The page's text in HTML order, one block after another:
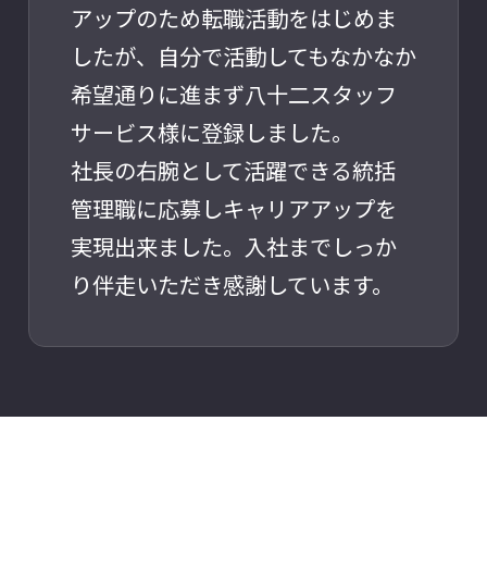
アップのため転職活動をはじめま
したが、自分で活動してもなかなか
希望通りに進まず八十二スタッフ
サービス様に登録しました。
社長の右腕として活躍できる統括
管理職に応募しキャリアアップを
実現出来ました。入社までしっか
り伴走いただき感謝しています。